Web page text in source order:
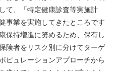
て、「特定健康診査等実施計
事業を実施してきたところです
保持増進に努めるため、保有し
険者をリスク別に分けてターゲ
ピュレーションアプローチから